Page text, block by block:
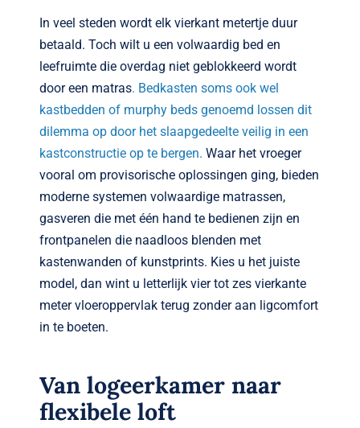
In veel steden wordt elk vierkant metertje duur
betaald. Toch wilt u een volwaardig bed en
leefruimte die overdag niet geblokkeerd wordt
door een matras. Bedkasten soms ook wel
kastbedden of murphy beds genoemd lossen dit
dilemma op door het slaapgedeelte veilig in een
kastconstructie op te bergen. Waar het vroeger
vooral om provisorische oplossingen ging, bieden
moderne systemen volwaardige matrassen,
gasveren die met één hand te bedienen zijn en
frontpanelen die naadloos blenden met
kastenwanden of kunst­prints. Kies u het juiste
model, dan wint u letterlijk vier tot zes vierkante
meter vloer­oppervlak terug zonder aan ligcomfort
in te boeten.
Van logeerkamer naar
flexibele loft